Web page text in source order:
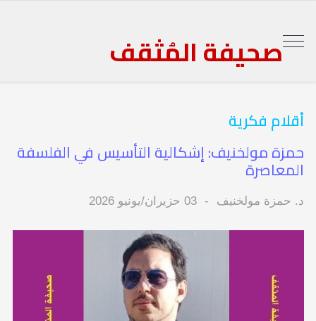
صحيفة المُثقف
أقلام فكرية
حمزة مولخنيف: إشكالية التأسيس في الفلسفة
المعاصرة
د. حمزة مولخنيف 03 حزيران/يونيو 2026